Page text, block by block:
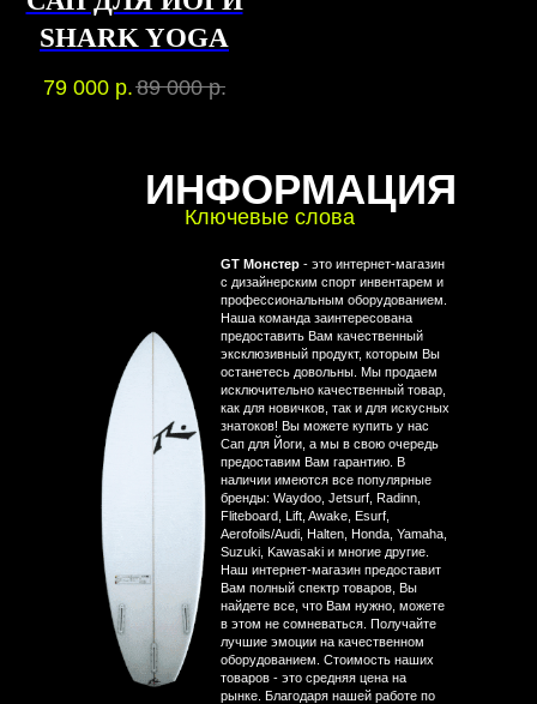
SHARK YOGA
79 000 р.89 000 р.
GT Монстер- это интернет-магазин
с дизайнерским спорт инвентарем и
профессиональным оборудованием.
Наша команда заинтересована
предоставить Вам качественный
эксклюзивный продукт, которым Вы
останетесь довольны. Мы продаем
исключительно качественный товар,
как для новичков, так и для искусных
знатоков! Вы можете купить у нас
Сап для Йоги, а мы в свою очередь
предоставим Вам гарантию. В
наличии имеются все популярные
бренды: Waydoo, Jetsurf, Radinn,
Fliteboard, Lift, Awake, Esurf,
Aerofoils/Audi, Halten, Honda, Yamaha,
Suzuki, Kawasaki и многие другие.
Наш интернет-магазин предоставит
Вам полный спектр товаров, Вы
найдете все, что Вам нужно, можете
в этом не сомневаться. Получайте
лучшие эмоции на качественном
оборудованием. Стоимость наших
товаров - это средняя цена на
рынке. Благодаря нашей работе по
Ключевые слова
ИНФОРМАЦИЯ